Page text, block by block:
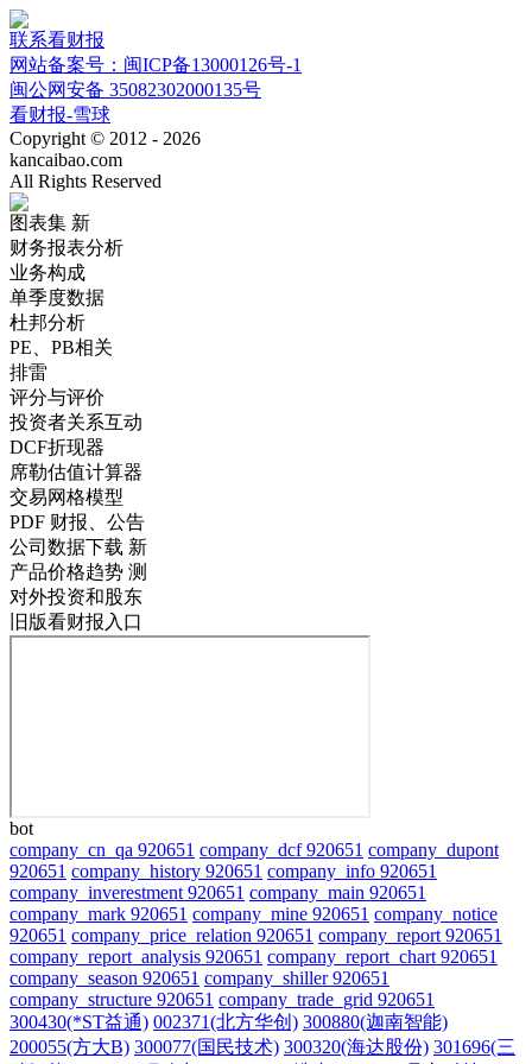
联系看财报
网站备案号：闽ICP备13000126号-1
闽公网安备 35082302000135号
看财报-雪球
Copyright © 2012 - 2026
kancaibao.com
All Rights Reserved
图表集 新
财务报表分析
业务构成
单季度数据
杜邦分析
PE、PB相关
排雷
评分与评价
投资者关系互动
DCF折现器
席勒估值计算器
交易网格模型
PDF 财报、公告
公司数据下载 新
产品价格趋势 测
对外投资和股东
旧版看财报入口
bot
company_cn_qa 920651 company_dcf 920651 company_dupont
920651 company_history 920651 company_info 920651
company_inverestment 920651 company_main 920651
company_mark 920651 company_mine 920651 company_notice
920651 company_price_relation 920651 company_report 920651
company_report_analysis 920651 company_report_chart 920651
company_season 920651 company_shiller 920651
company_structure 920651 company_trade_grid 920651
300430(*ST益通) 002371(北方华创) 300880(迦南智能)
200055(方大B) 300077(国民技术) 300320(海达股份) 301696(三